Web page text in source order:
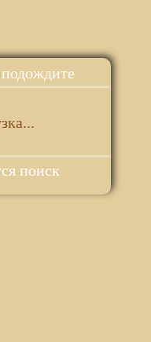
поиск